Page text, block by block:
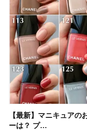
【最新】マニキュアの
ーは？ プ…
大野真理子さんのリ
の秘訣を公開
【最新】マニキュアの
ーは？ プ…
【2026夏】「香水・
容マニア・マ…
【板野友美さんの美
す」美しいロングヘア…
【2026年夏】40代に
入れが楽な…
【フォロー＆いいね
を1組2名様にプ…
【セザンヌ】「ブラ
に発売｜既存色…